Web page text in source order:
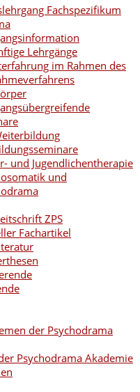
Fachspezifikum
Lehrgänge
im Rahmen des
und Jugendlichentherapie
und
ZPS
Fachartikel
der Psychodrama
Psychodrama Akademie